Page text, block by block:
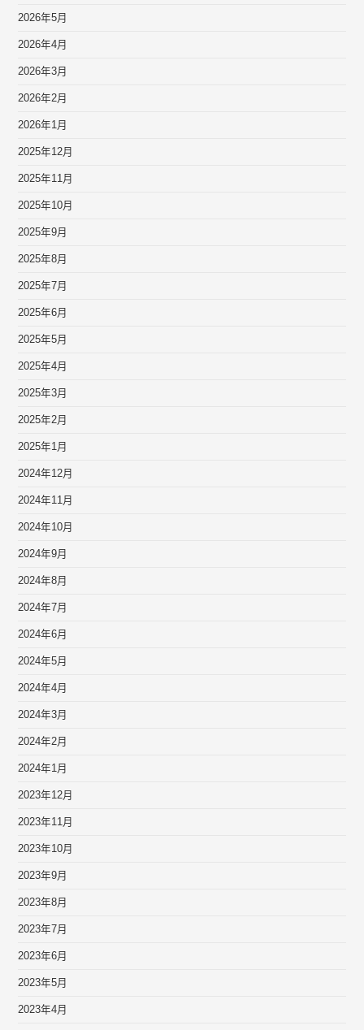
2026年5月
2026年4月
2026年3月
2026年2月
2026年1月
2025年12月
2025年11月
2025年10月
2025年9月
2025年8月
2025年7月
2025年6月
2025年5月
2025年4月
2025年3月
2025年2月
2025年1月
2024年12月
2024年11月
2024年10月
2024年9月
2024年8月
2024年7月
2024年6月
2024年5月
2024年4月
2024年3月
2024年2月
2024年1月
2023年12月
2023年11月
2023年10月
2023年9月
2023年8月
2023年7月
2023年6月
2023年5月
2023年4月